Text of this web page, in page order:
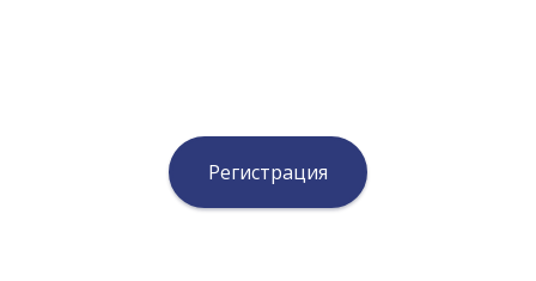
Регистрация